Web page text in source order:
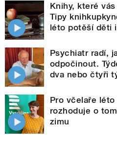
Knihy, které
Tipy
léto potěší děti
Psychiatr radí,
odpočinout.
dva nebo čtyři
Pro včelaře
rozhoduje o
zimu